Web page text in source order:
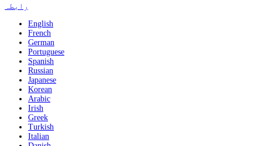
رابطہ
English
French
German
Portuguese
Spanish
Russian
Japanese
Korean
Arabic
Irish
Greek
Turkish
Italian